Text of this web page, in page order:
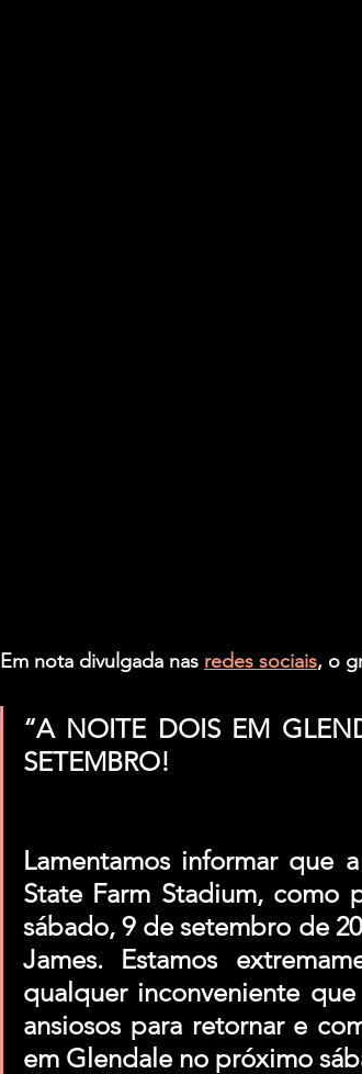
Em nota divulgada nas redes sociais, o
“A NOITE DOIS EM
SETEMBRO!
Lamentamos informar que
State Farm Stadium, como
sábado, 9 de setembro de
James. Estamos
qualquer inconveniente
ansiosos para retornar e
em Glendale no próximo